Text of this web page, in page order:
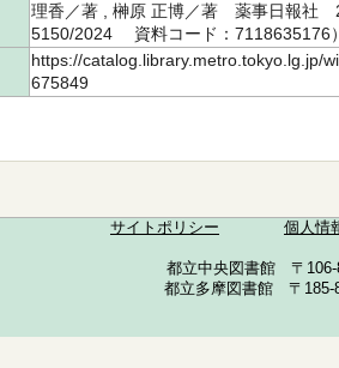
理香／著 , 榊原 正博／著 薬事日報社
5150/2024 資料コード：7118635176
https://catalog.library.metro.tokyo.lg.jp/
675849
サイトポリシー 個人情
都立中央図書館 〒
都立多摩図書館 〒185-